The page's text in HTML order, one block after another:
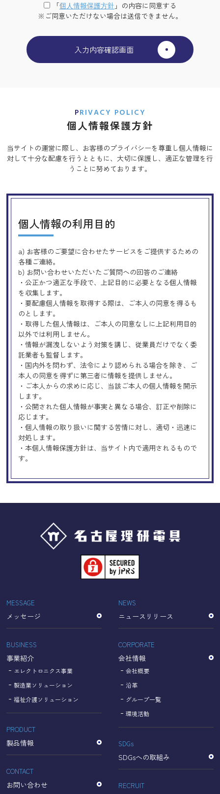
「個⼈情報保護⽅針 」の内容に同意する
※ご同意いただけない場合は送信できません。
PRIVACY POLICY
個人情報保護方針
当サイトの運営に際し、お客様のプライバシーを尊重し個人情報に
対して十分な配慮を行うとともに、 大切に保護し、適正な管理を行
うことに努めております。
個人情報の利用目的
a) お客様のご要望に合わせたサービスをご提供するための
各種ご連絡。
b) お問い合わせいただいたご質問への回答のご連絡
・公正かつ適正な手段で、上記目的に必要となる個人情報
を収集します。
・要配慮個人情報を取得する際は、ご本人の同意を得るも
のとします。
・取得した個人情報は、ご本人の同意なしに上記利用目的
以外では利用しません。
・情報が漏洩しないよう対策を講じ、従業員だけでなく委
託業者も監督します。
・国内外を問わず、法令により認められる場合を除き、ご
本人の同意を得ずに第三者に情報を提供しません。
・ご本人からの求めに応じ、当該ご本人の個人情報を開示
します。
・公開された個人情報が事実と異なる場合、訂正や削除に
応じます。
・個人情報の取り扱いに関する苦情に対し、適切・迅速に
対処します。
・本個人情報保護方針は、当サイト内で適用されるもので
す。
Googleアナリティクスの使用につい
当サイトでは、より良いサービスの提供、またユーザビリ
ティの向上のため、Googleアナリティクスを使用し、当サ
イトの利用状況などのデータ収集及び解析を行っておりま
す。その際、「Cookie」を通じて、Googleがお客様のIPア
ドレスなどの情報を収集する場合がありますが、
「Cookie」で収集される情報は個人を特定できるものでは
収集されたデータはGoogleのプライバシーポリシーにおい
て管理されます。
なお、当サイトのご利用をもって、上述の方法・目的にお
いてGoogle及び当サイトが行うデータ処理に関し、お客様
【Googleのプライバシーポリシー】
https://policies.google.com/privacy?hl=ja
https://policies.google.com/technologies/partner-sites?
hl=ja
個人情報に関するお問い合わせ窓口
名古屋理研電具株式会社
TEL：052-833-1248
MESSAGE
メッセージ
BUSINESS
事業紹介
エレクトロニクス事業
製造業ソリューション
福祉介護ソリューション
PRODUCT
製品情報
CONTACT
お問い合わせ
NEWS
ニュースリリース
CORPORATE
会社情報
会社概要
沿革
グループ一覧
環境活動
SDGs
SDGsへの取組み
RECRUIT